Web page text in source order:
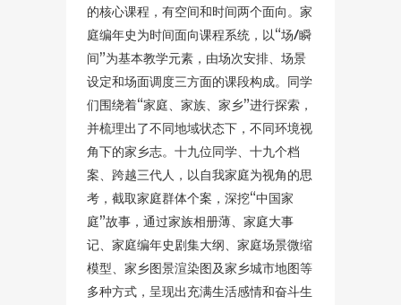
的核心课程，有空间和时间两个面向。家
庭编年史为时间面向课程系统，以“场/瞬
间”为基本教学元素，由场次安排、场景
设定和场面调度三方面的课段构成。同学
们围绕着“家庭、家族、家乡”进行探索，
并梳理出了不同地域状态下，不同环境视
角下的家乡志。十九位同学、十九个档
案、跨越三代人，以自我家庭为视角的思
考，截取家庭群体个案，深挖“中国家
庭”故事，通过家族相册薄、家庭大事
记、家庭编年史剧集大纲、家庭场景微缩
模型、家乡图景渲染图及家乡城市地图等
多种方式，呈现出充满生活感情和奋斗生